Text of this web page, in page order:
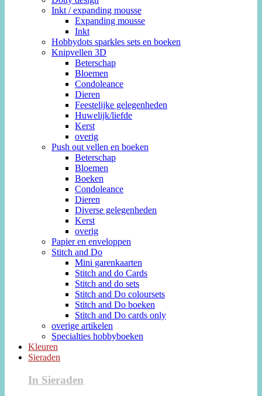
Inkt / expanding mousse
Expanding mousse
Inkt
Hobbydots sparkles sets en boeken
Knipvellen 3D
Beterschap
Bloemen
Condoleance
Dieren
Feestelijke gelegenheden
Huwelijk/liefde
Kerst
overig
Push out vellen en boeken
Beterschap
Bloemen
Boeken
Condoleance
Dieren
Diverse gelegenheden
Kerst
overig
Papier en enveloppen
Stitch and Do
Mini garenkaarten
Stitch and do Cards
Stitch and do sets
Stitch and Do coloursets
Stitch and Do boeken
Stitch and Do cards only
overige artikelen
Specialties hobbyboeken
Kleuren
Sieraden
In Sieraden